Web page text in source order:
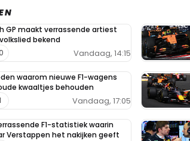
GP maakt verrassende artiest
bekend
Vandaag, 14:15
waarom nieuwe F1-wagens
kwaaltjes behouden
Vandaag, 17:05
F1-statistiek waarin
Verstappen het nakijken geeft